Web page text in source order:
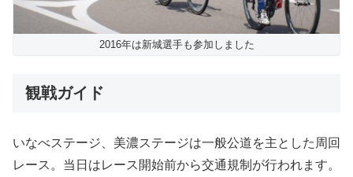
2016年は新城選手も参加しました
観戦ガイド
いなべステージ、美濃ステージは一般公道を主とした周回
レース。当日はレース開始前から交通規制が行われます。